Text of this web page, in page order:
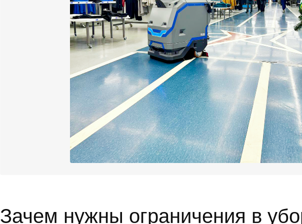
Зачем нужны ограничения в